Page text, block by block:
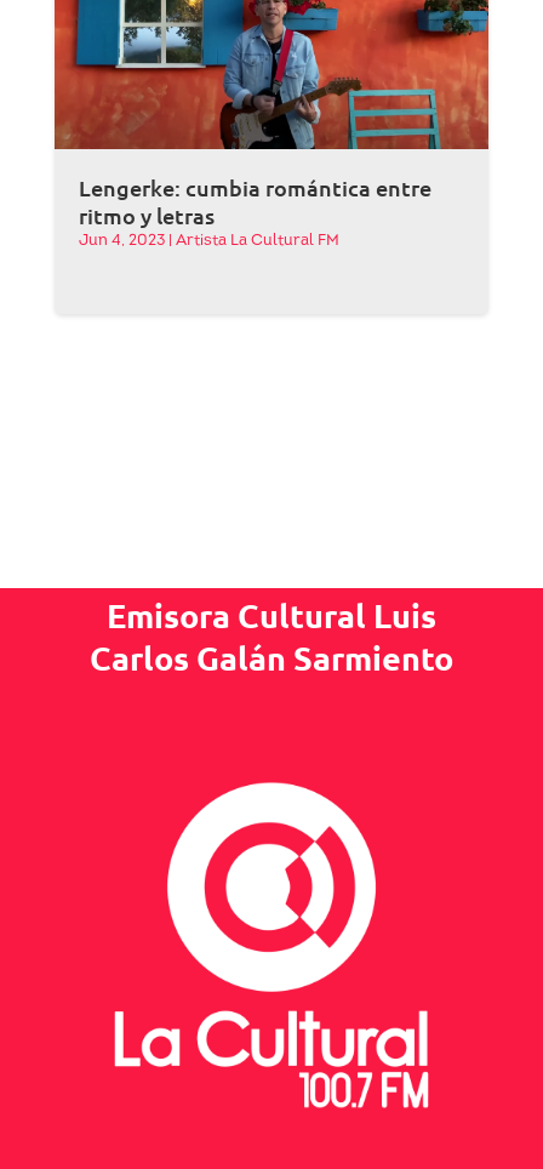
Lengerke: cumbia romántica entre
ritmo y letras
Jun 4, 2023| Artista La Cultural FM
Emisora Cultural Luis
Carlos Galán Sarmiento